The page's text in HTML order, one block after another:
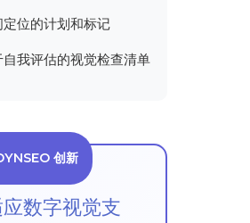
定位的计划和标记
自我评估的视觉检查清单
创新
应数字视觉支